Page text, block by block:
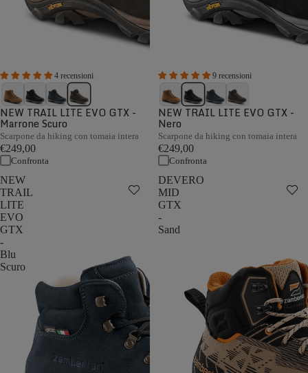
4 recensioni
NEW TRAIL LITE EVO GTX -
Marrone Scuro
Scarpone da hiking con tomaia intera
€249,00
Confronta
9 recensioni
NEW TRAIL LITE EVO GTX -
Nero
Scarpone da hiking con tomaia intera
€249,00
Confronta
NEW
TRAIL
LITE
EVO
GTX
-
Blu
Scuro
DEVERO
MID
GTX
-
Sand